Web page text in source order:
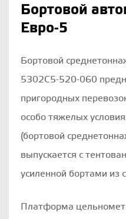
Бортовой
Евро-5
Бортовой
5302С5-520-060
пригородных
особо тяжелых
(бортовой
выпускается с
усиленной бортами из
Платформа